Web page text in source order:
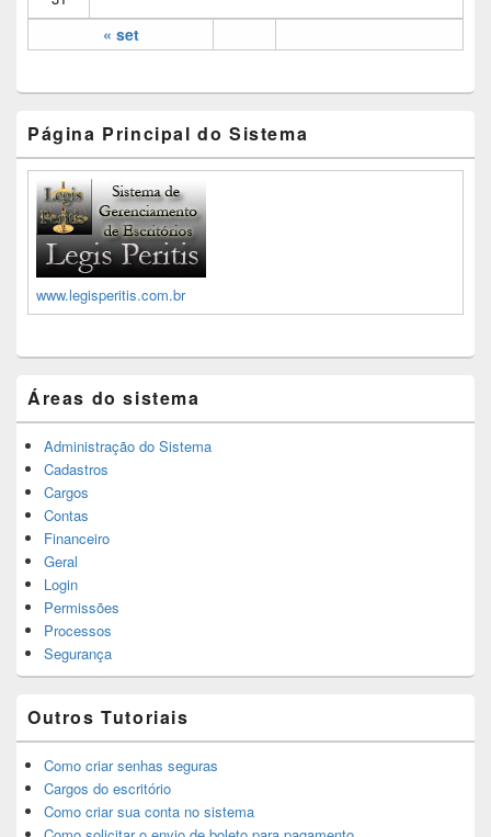
« set
Página Principal do Sistema
www.legisperitis.com.br
Áreas do sistema
Administração do Sistema
Cadastros
Cargos
Contas
Financeiro
Geral
Login
Permissões
Processos
Segurança
Outros Tutoriais
Como criar senhas seguras
Cargos do escritório
Como criar sua conta no sistema